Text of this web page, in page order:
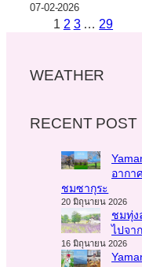
07-02-2026
1 2 3 … 29
WEATHER
RECENT POST
อากา
ชมซากุระ
20 มิถุนายน 2026
ชมทุ่ง
ไปจา
16 มิถุนายน 2026